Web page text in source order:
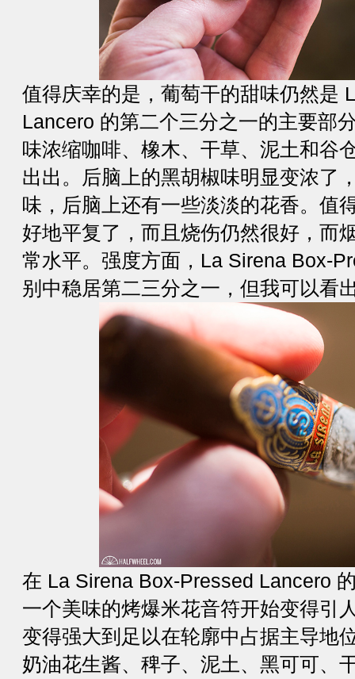
值得庆幸的是，葡萄干的甜味仍然是
Lancero 的第二个三分之一的主要部
味浓缩咖啡、橡木、干草、泥土和谷
出出。后脑上的黑胡椒味明显变浓了
味，后脑上还有一些淡淡的花香。值
好地平复了，而且烧伤仍然很好，而
常水平。强度方面，La Sirena Box-
别中稳居第二三分之一，但我可以看
在 La Sirena Box-Pressed Lancero
一个美味的烤爆米花音符开始变得引
变得强大到足以在轮廓中占据主导地
奶油花生酱、稗子、泥土、黑可可、